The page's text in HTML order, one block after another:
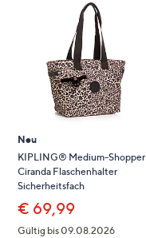
Neu
KIPLING® Medium-Shopper
Ciranda Flaschenhalter
Sicherheitsfach
€ 69,99
Gültig bis 09.08.2026